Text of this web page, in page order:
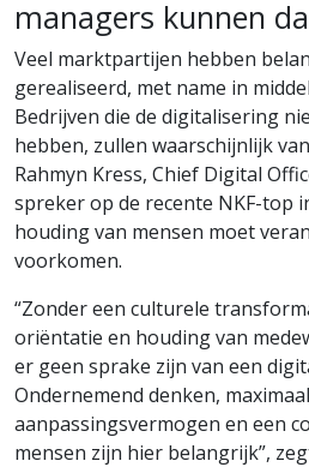
managers kunnen
Veel marktpartijen hebben
gerealiseerd, met name in
Bedrijven die de digitalisering
hebben, zullen waarschijnlijk
Rahmyn Kress, Chief Digital
spreker op de recente NKF-top
houding van mensen moet
voorkomen.
“Zonder een culturele
oriëntatie en houding van
er geen sprake zijn van een
Ondernemend denken,
aanpassingsvermogen en een
mensen zijn hier belangrijk”,